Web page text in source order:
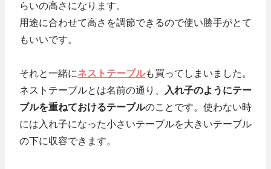
らいの高さになります。
用途に合わせて高さを調節できるので使い勝手がとて
もいいです。
それと一緒にネストテーブルも買ってしまいました。
ネストテーブルとは名前の通り、
入れ子のようにテー
ブルを重ねておけるテーブルのことです。使わない時
には入れ子になった小さいテーブルを大きいテーブル
の下に収容できます。